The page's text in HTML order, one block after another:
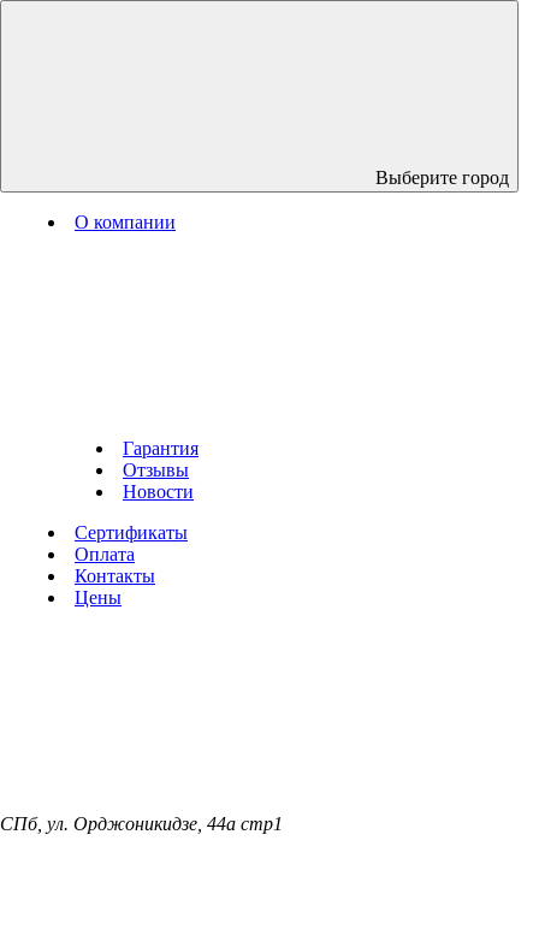
Выберите город
О компании
Гарантия
Отзывы
Новости
Сертификаты
Оплата
Контакты
Цены
СПб, ул. Орджоникидзе, 44а стр1